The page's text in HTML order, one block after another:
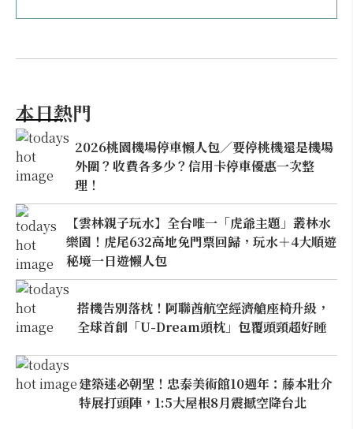
本日熱門
2026桃園機場停車懶人包／要停桃機還是機場
外圍？收費各多少？信用卡停車優惠一次整
理！
【雲林親子玩水】全台唯一「虎爺主題」叢林水
樂園！虎尾632高地免門票回歸，玩水＋4大順遊
秘境一日遊懶人包
搭機告別落枕！阿聯酋航空經濟艙座椅升級，
全球首創「U-Dream頭枕」包覆頭頸超好睡
建築迷必朝聖！忠泰美術館10週年：藤本壯介
特展打頭陣，1:5大屋根8月震撼空降台北